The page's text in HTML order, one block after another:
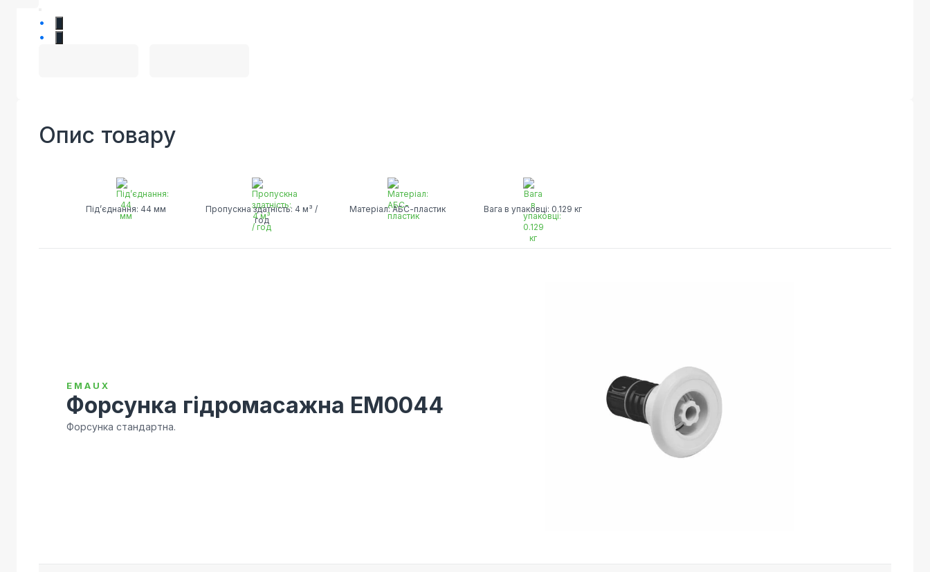
Опис товару
Під’єднання: 44 мм
Пропускна здатність: 4 м³ /
год
Матеріал: АБС-пластик Вага в упаковці: 0.129 кг
EMAUX
Форсунка гідромасажна EM0044
Форсунка стандартна.